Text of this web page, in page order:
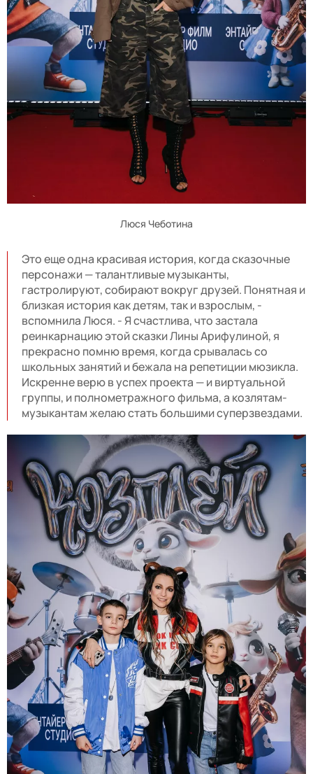
Люся Чеботина
Это еще одна красивая история, когда сказочные
персонажи — талантливые музыканты,
гастролируют, собирают вокруг друзей. Понятная и
близкая история как детям, так и взрослым, -
вспомнила Люся. - Я счастлива, что застала
реинкарнацию этой сказки Лины Арифулиной, я
прекрасно помню время, когда срывалась со
школьных занятий и бежала на репетиции мюзикла.
Искренне верю в успех проекта — и виртуальной
группы, и полнометражного фильма, а козлятам-
музыкантам желаю стать большими суперзвездами.